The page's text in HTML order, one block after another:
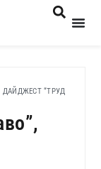
ДАЙДЖЕСТ “ТРУД